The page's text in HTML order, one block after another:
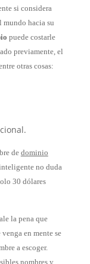
si considera
mundo hacia su
puede costarle
previamente, el
entre otras cosas:
de dominio
no duda
30 dólares
la pena que
en mente se
a escoger.
nombres y